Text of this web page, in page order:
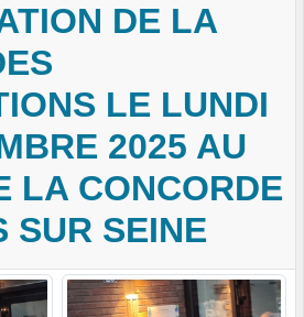
DE LA
LE LUNDI
2025 AU
LA CONCORDE
SUR SEINE